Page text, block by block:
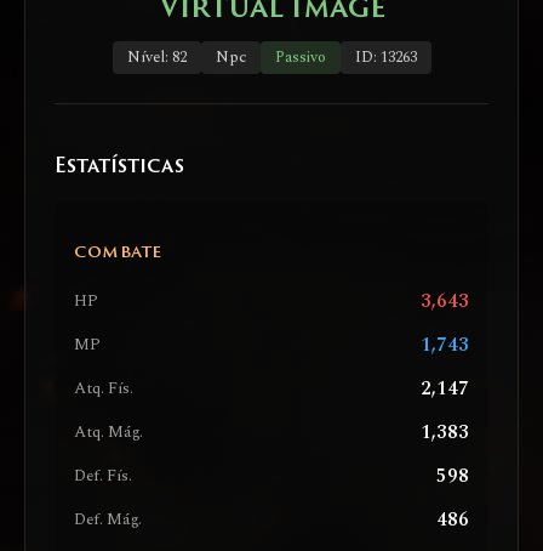
Virtual Image
Nível: 82 Npc Passivo ID: 13263
Estatísticas
COMBATE
HP 3,643
MP 1,743
Atq. Fís. 2,147
Atq. Mág. 1,383
Def. Fís. 598
Def. Mág. 486